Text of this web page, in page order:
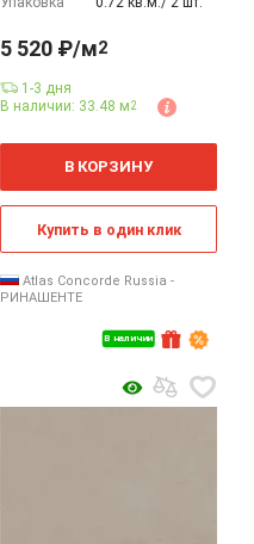
В наличии
5 520 ₽/м2
1-3 дня
В наличии: 33.48 м2
м
В КОРЗИНУ
Купить в один клик
Atlas Concorde Russia -
РИНАШЕНТЕ